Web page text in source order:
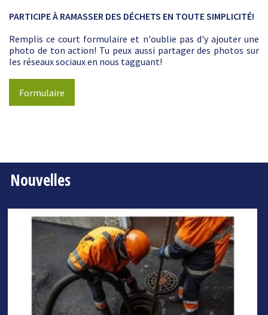
PARTICIPE À RAMASSER DES DÉCHETS EN TOUTE SIMPLICITÉ!
Remplis ce court formulaire et n'oublie pas d'y ajouter une
photo de ton action! Tu peux aussi partager des photos sur
les réseaux sociaux en nous tagguant!
Formulaire
Nouvelles